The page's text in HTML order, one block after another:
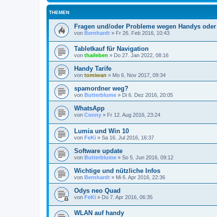
THEMEN
Fragen und/oder Probleme wegen Handys
von Bernhardt » Fr 26. Feb 2016, 10:43
Tabletkauf für Navigation
von thaileben » Do 27. Jan 2022, 08:16
Handy Tarife
von tomiwan » Mo 6. Nov 2017, 09:34
spamordner weg?
von Butterblume » Di 6. Dez 2016, 20:05
WhatsApp
von Conny » Fr 12. Aug 2016, 23:24
Lumia und Win 10
von FeKi » Sa 16. Jul 2016, 16:37
Software update
von Butterblume » So 5. Jun 2016, 09:12
Wichtige und nützliche Infos
von Bernhardt » Mi 6. Apr 2016, 22:36
Odys neo Quad
von FeKi » Do 7. Apr 2016, 06:35
WLAN auf handy